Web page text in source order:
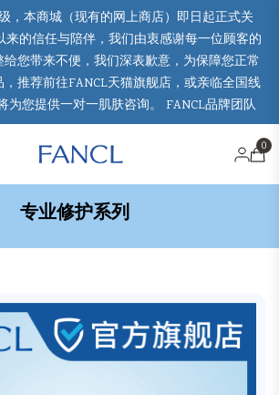
，本商城（现有的网上商店）即日起正式关
来的信任与陪伴，我们由衷感谢每一位顾客的
您带来不便，我们深表歉意，为保障您正常
推荐前往FANCL天猫旗舰店，或亲临全国线
为您提供一对一肌肤咨询。 FANCL品牌团队
0
专业修护系列